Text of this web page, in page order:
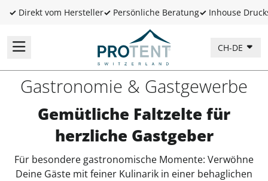
✓ Direkt vom Hersteller✓ Persönliche Beratung✓ Inhouse
CH-DE
Gastronomie & Gastgewerbe
Gemütliche Faltzelte für
herzliche Gastgeber
Für besondere gastronomische Momente: Verwöhne
Deine Gäste mit feiner Kulinarik in einer behaglichen